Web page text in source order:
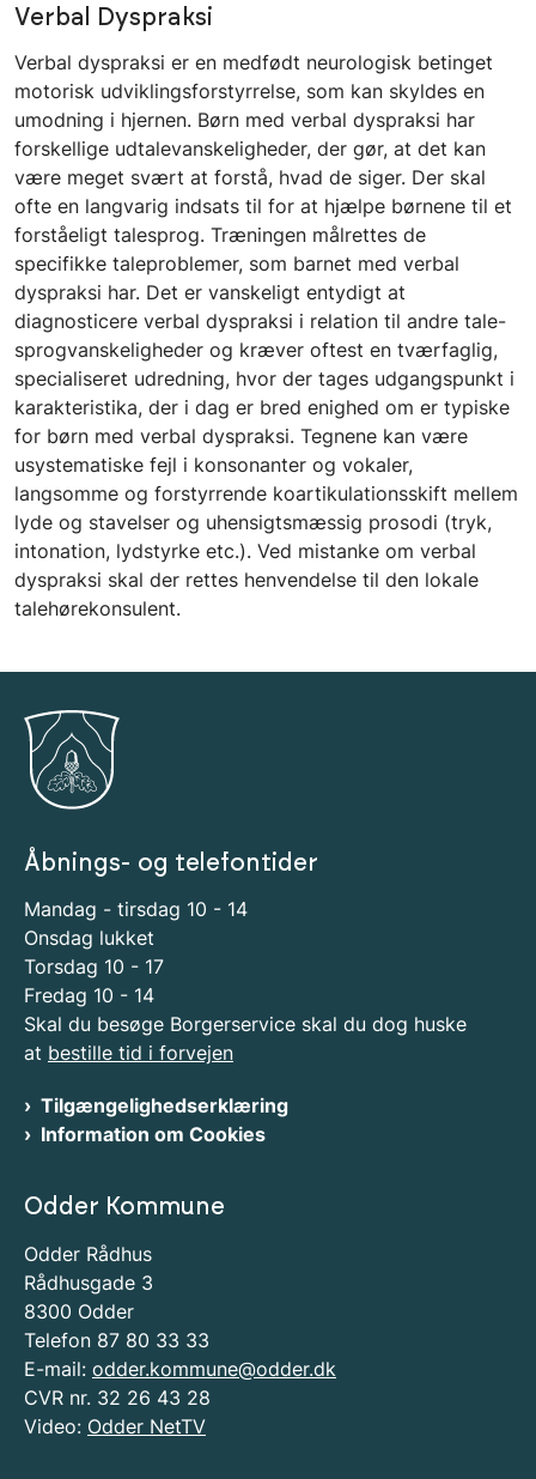
Verbal Dyspraksi
Verbal dyspraksi er en medfødt neurologisk betinget
motorisk udviklingsforstyrrelse, som kan skyldes en
umodning i hjernen. Børn med verbal dyspraksi har
forskellige udtalevanskeligheder, der gør, at det kan
være meget svært at forstå, hvad de siger. Der skal
ofte en langvarig indsats til for at hjælpe børnene til et
forståeligt talesprog. Træningen målrettes de
specifikke taleproblemer, som barnet med verbal
dyspraksi har. Det er vanskeligt entydigt at
diagnosticere verbal dyspraksi i relation til andre tale-
sprogvanskeligheder og kræver oftest en tværfaglig,
specialiseret udredning, hvor der tages udgangspunkt i
karakteristika, der i dag er bred enighed om er typiske
for børn med verbal dyspraksi. Tegnene kan være
usystematiske fejl i konsonanter og vokaler,
langsomme og forstyrrende koartikulationsskift mellem
lyde og stavelser og uhensigtsmæssig prosodi (tryk,
intonation, lydstyrke etc.). Ved mistanke om verbal
dyspraksi skal der rettes henvendelse til den lokale
talehørekonsulent.
Åbnings- og telefontider
Mandag - tirsdag 10 - 14
Onsdag lukket
Torsdag 10 - 17
Fredag 10 - 14
Skal du besøge Borgerservice skal du dog huske
at bestille tid i forvejen
Tilgængelighedserklæring
Information om Cookies
Odder Kommune
Odder Rådhus
Rådhusgade 3
8300 Odder
Telefon 87 80 33 33
E-mail: odder.kommune@odder.dk
CVR nr. 32 26 43 28
Video: Odder NetTV